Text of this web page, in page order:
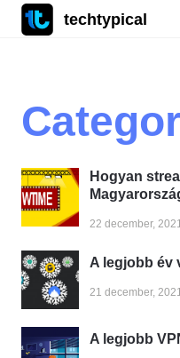
techtypical
Hogyan
22 december,
A legjobb év
21 december,
A legjobb